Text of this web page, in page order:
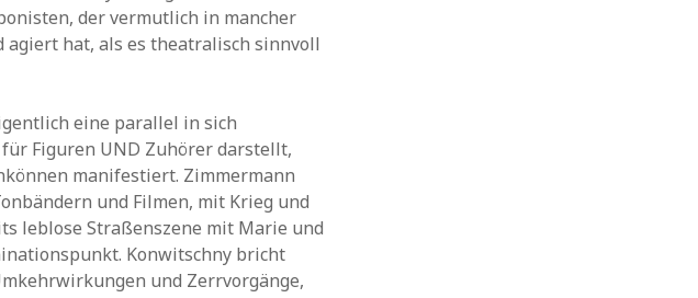
der vermutlich in mancher
agiert hat, als es theatralisch sinnvoll
eine parallel in sich
Figuren UND Zuhörer darstellt,
manifestiert. Zimmermann
und Filmen, mit Krieg und
leblose Straßenszene mit Marie und
Konwitschny bricht
und Zerrvorgänge,